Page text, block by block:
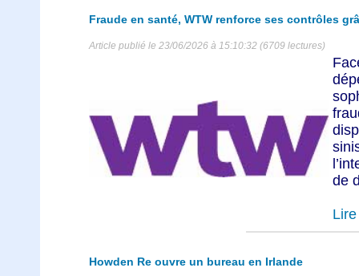
Fraude en santé, WTW renforce ses contrôles
Article publié le 23/06/2026 à 15:10:32 (6709 lectures)
de
Howden Re ouvre un bureau en Irlande